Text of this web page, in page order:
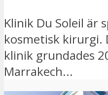
Klinik Du Soleil är
kosmetisk kirurgi.
klinik grundades
Marrakech...